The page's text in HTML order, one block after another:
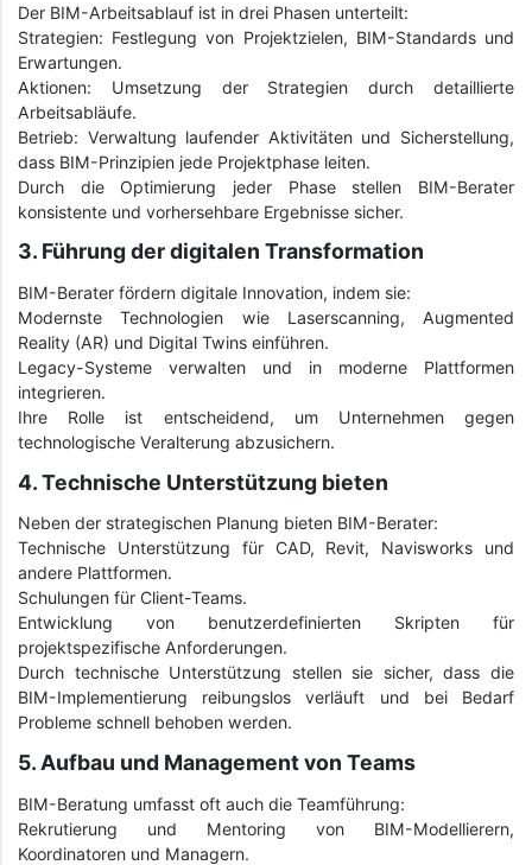
Der BIM-Arbeitsablauf ist in drei Phasen unterteilt:
Strategien: Festlegung von Projektzielen, BIM-Standards und
Erwartungen.
Aktionen: Umsetzung der Strategien durch detaillierte
Arbeitsabläufe.
Betrieb: Verwaltung laufender Aktivitäten und Sicherstellung,
dass BIM-Prinzipien jede Projektphase leiten.
Durch die Optimierung jeder Phase stellen BIM-Berater
konsistente und vorhersehbare Ergebnisse sicher.
3. Führung der digitalen Transformation
BIM-Berater fördern digitale Innovation, indem sie:
Modernste Technologien wie Laserscanning, Augmented
Reality (AR) und Digital Twins einführen.
Legacy-Systeme verwalten und in moderne Plattformen
integrieren.
Ihre Rolle ist entscheidend, um Unternehmen gegen
technologische Veralterung abzusichern.
4. Technische Unterstützung bieten
Neben der strategischen Planung bieten BIM-Berater:
Technische Unterstützung für CAD, Revit, Navisworks und
andere Plattformen.
Schulungen für Client-Teams.
Entwicklung von benutzerdefinierten Skripten für
projektspezifische Anforderungen.
Durch technische Unterstützung stellen sie sicher, dass die
BIM-Implementierung reibungslos verläuft und bei Bedarf
Probleme schnell behoben werden.
5. Aufbau und Management von Teams
BIM-Beratung umfasst oft auch die Teamführung:
Rekrutierung und Mentoring von BIM-Modellierern,
Koordinatoren und Managern.